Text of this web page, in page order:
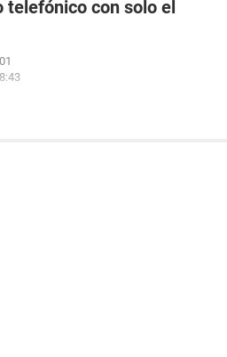
telefónico con solo el